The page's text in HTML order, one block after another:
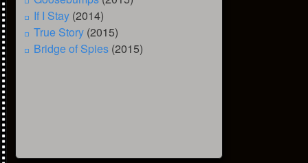
If I Stay (2014)
True Story (2015)
Bridge of Spies (2015)